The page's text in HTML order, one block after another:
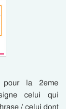
pour la 2eme
celui qui
/ celui dont